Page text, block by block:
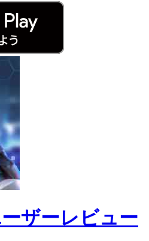
ザーレビュー